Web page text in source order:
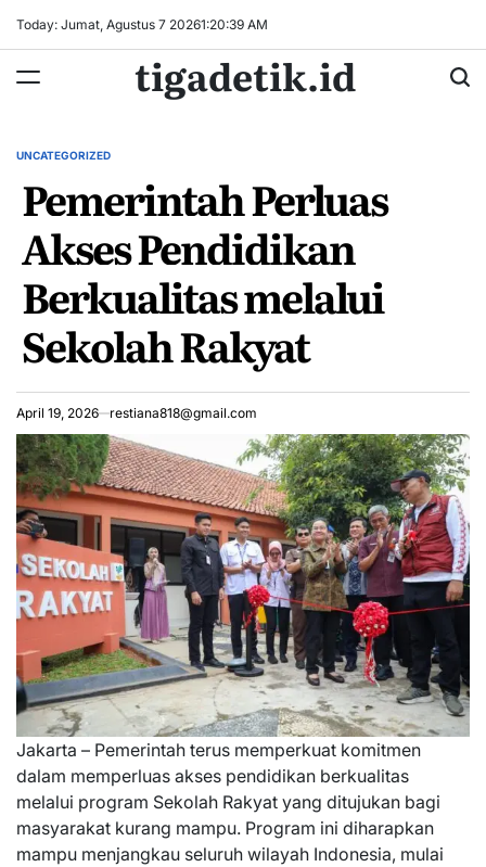
Today: Jumat, Agustus 7 20261:20:40 AM
tigadetik.id
POSTED
UNCATEGORIZED
Pemerintah Perluas
Akses Pendidikan
Berkualitas melalui
Sekolah Rakyat
April 19, 2026 restiana818@gmail.com
Jakarta – Pemerintah terus memperkuat komitmen
dalam memperluas akses pendidikan berkualitas
melalui program Sekolah Rakyat yang ditujukan bagi
masyarakat kurang mampu. Program ini diharapkan
mampu menjangkau seluruh wilayah Indonesia, mulai